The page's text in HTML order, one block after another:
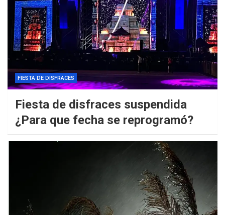
FIESTA DE DISFRACES
Fiesta de disfraces suspendida
¿Para que fecha se reprogramó?